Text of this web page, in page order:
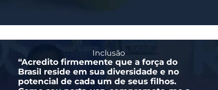
Inclusão
“Acredito firmemente que a força do
Brasil reside em sua diversidade e no
potencial de cada um de seus filhos.